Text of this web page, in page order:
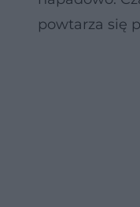
powtarza się